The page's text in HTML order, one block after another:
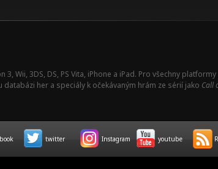
3, Wii, 3DS, DS, PS Vita, iPhone a iPad. Pro všechny
her a speciály k očekávaným hrám ze sérií jako Call
twitter Instagram youtube